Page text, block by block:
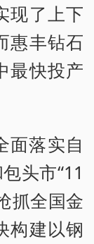
现了上下
惠丰钻石
最快投产
面落实自
头市“11
抓全国金
构建以钢